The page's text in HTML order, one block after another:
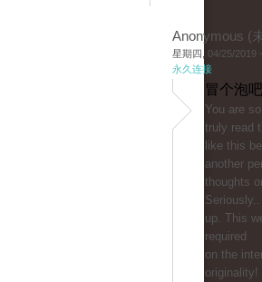
Anonymous (
星期四, 04/25/2019
永久连接
冒个泡
You are
truly read
like this
another
thoughts
up. This
required
on the
originality!